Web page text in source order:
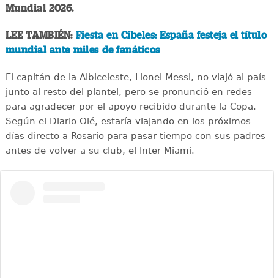
Mundial 2026.
LEE TAMBIÉN: Fiesta en Cibeles: España festeja el título
mundial ante miles de fanáticos
El capitán de la Albiceleste, Lionel Messi, no viajó al país
junto al resto del plantel, pero se pronunció en redes
para agradecer por el apoyo recibido durante la Copa.
Según el Diario Olé, estaría viajando en los próximos
días directo a Rosario para pasar tiempo con sus padres
antes de volver a su club, el Inter Miami.